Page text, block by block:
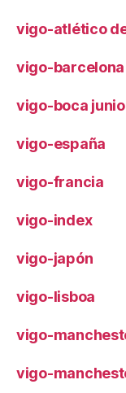
vigo-atlético
vigo-barcelona
vigo-boca
vigo-españa
vigo-francia
vigo-index
vigo-japón
vigo-lisboa
vigo-
vigo-